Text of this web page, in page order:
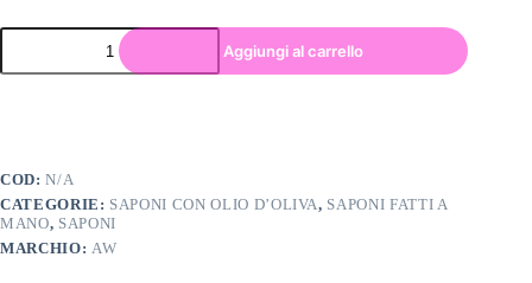
Aggiungi al carrello
COD:N/A
CATEGORIE: SAPONI CON OLIO D’OLIVA, SAPONI FATTI A
MANO, SAPONI
MARCHIO: AW